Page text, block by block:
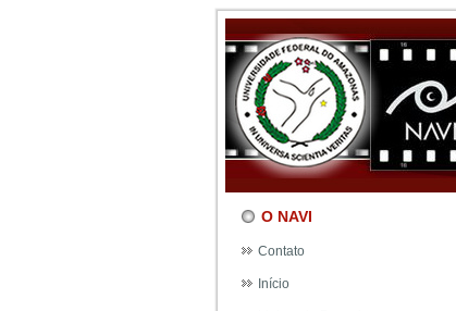
O NAVI
Contato
Início